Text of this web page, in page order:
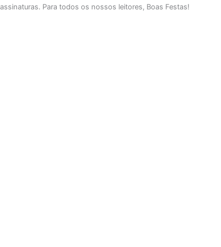
assinaturas. Para todos os nossos leitores, Boas Festas!